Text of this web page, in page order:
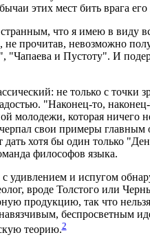
этих мест бить врага
что я имею в
прочитав, невозможно
и Пустоту". И
не только с точки
"Наконец-то,
молодежи, которая ничего
свои примеры
хотя бы один только
философов языка.
удивлением и испугом
вроде Толстого или
продукцию, так что
беспросветным
теорию.2